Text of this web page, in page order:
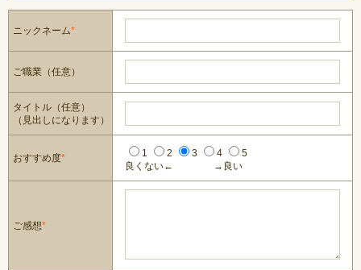
ニックネーム*
ご職業（任意）
タイトル（任意）
（見出しになります）
おすすめ度* 1 2 3 4
5
良くない←
→良い
ご感想*